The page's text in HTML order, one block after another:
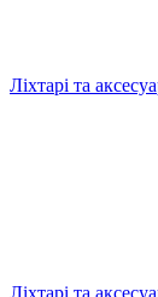
Ліхтарі та
Ліхтарі та